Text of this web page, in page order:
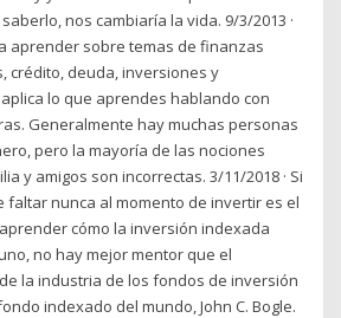
nos cambiaría la vida. 9/3/2013 ·
aprender sobre temas de finanzas
crédito, deuda, inversiones y
lo que aprendes hablando con
Generalmente hay muchas personas
pero la mayoría de las nociones
y amigos son incorrectas. 3/11/2018 · Si
faltar nunca al momento de invertir es el
cómo la inversión indexada
no hay mejor mentor que el
la industria de los fondos de inversión
indexado del mundo, John C. Bogle.